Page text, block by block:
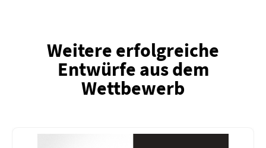
Weitere erfolgreiche
Entwürfe aus dem
Wettbewerb